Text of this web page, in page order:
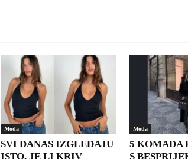
Moda
SVI DANAS IZGLEDAJU
ISTO. JE LI KRIV
Moda
5 KOMADA
S